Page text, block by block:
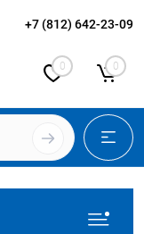
+7 (812) 642-23-09
0 0